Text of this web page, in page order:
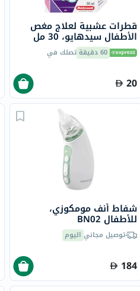
قطرات عشبية لعلاج مغص
الأطفال سيدهايو، 30 مل
60 دقيقة تصلك في
20
شفاط أنف مومكوزي،
للأطفال BN02
توصيل مجاني اليوم
184